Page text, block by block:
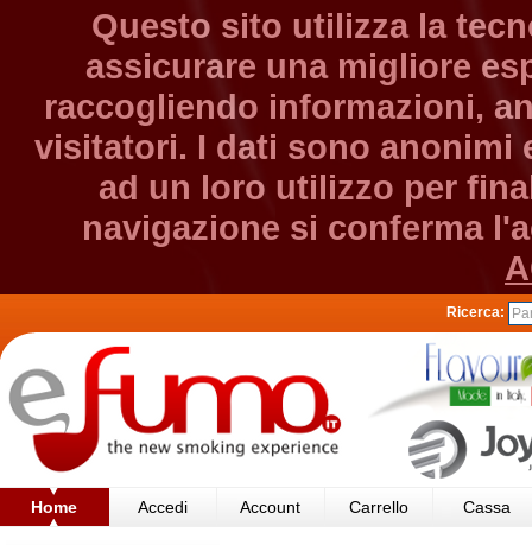
Questo sito utilizza la
assicurare una migliore
raccogliendo informazioni,
visitatori. I dati sono anonimi
ad un loro utilizzo per
navigazione si conferma
Ricerca:
Home Accedi Account Carrello Cassa